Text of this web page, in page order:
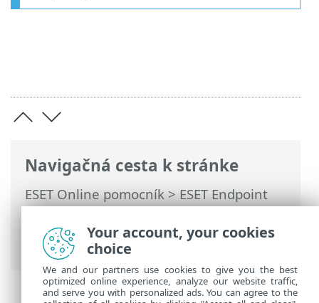
Navigačná cesta k stránke
ESET Online pomocník>ESET Endpoint
Security>Rozšírené nastavenia>
Ochrana
>Ochrana prístupu na web>
Webová kontrola> URL skupiny
Your account, your cookies
choice
We and our partners use cookies to give you the best
optimized online experience, analyze our website traffic,
and serve you with personalized ads. You can agree to the